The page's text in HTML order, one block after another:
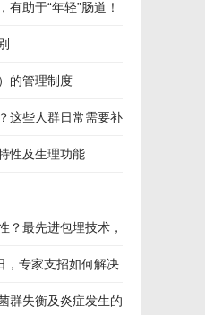
助于“年轻”肠道！
的管理制度
这些人群日常需要补
性及生理功能
？最先进包埋技术，
，专家支招如何解决
群失衡及炎症发生的